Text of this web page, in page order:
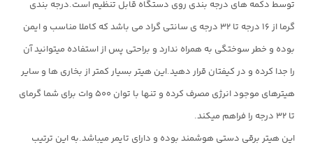
توسط دکمه های درجه بندی روی دستگاه قابل تنظیم است.درجه بندی
گرما از ۱۶ درجه تا ۳۲ درجه ی سانتی گراد می باشد که کاملا مناسب و ایمن
بوده و خطر سوختگی به همراه ندارد و براحتی پس از استفاده میتوانید آن
را جدا کرده و در کیفتان قرار دهید.این هیتر بسیار کمتر از بخاری ها و سایر
هیترهای موجود انرژی مصرف کرده و تنها با توان ۵۰۰ وات برای شما گرمای
تا ۳۲ درجه را فراهم میکند.
این هیتر برقی دستی هوشمند بوده و دارای تایمر میباشد.به این ترتیب